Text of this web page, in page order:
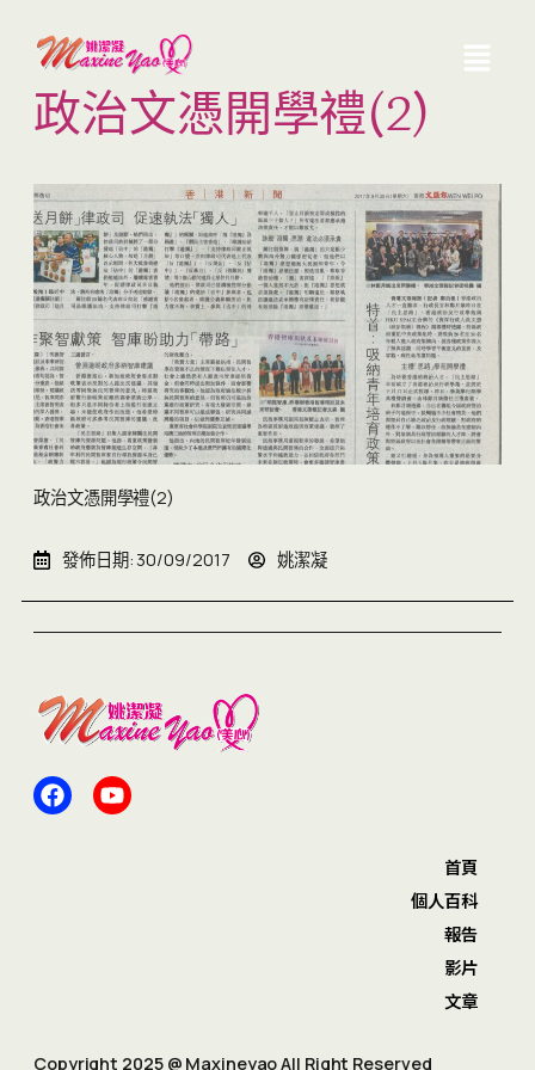
政治文憑開學禮(2)
政治文憑開學禮(2)
發佈日期: 30/09/2017 姚潔凝
首頁
個人百科
報告
影片
文章
Copyright 2025 @ Maxineyao All Right Reserved